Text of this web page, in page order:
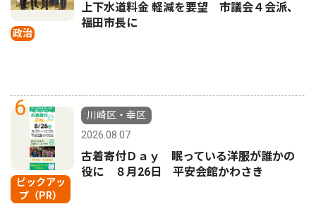
政治
上下水道料金 軽減を要望 市議会４会派、
福田市長に
6
ピックアッ
プ（PR）
川崎区・幸区
2026.08.07
古着寄付Ｄａｙ 眠っている洋服が誰かの
役に ８月26日 平安会館かわさき